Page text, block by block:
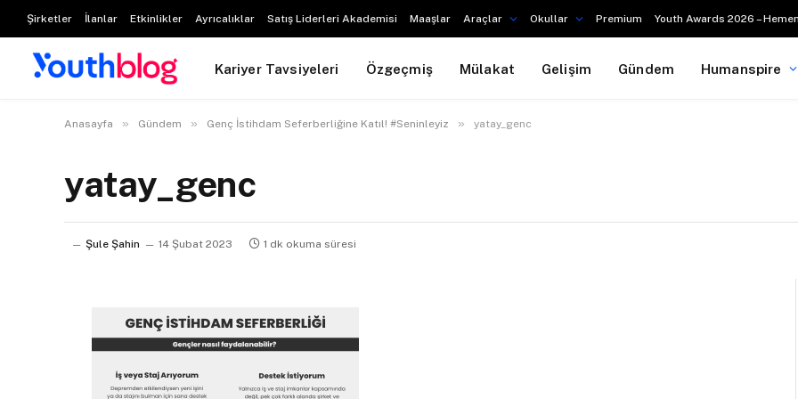
Şirketler İlanlar Etkinlikler Ayrıcalıklar Satış Liderleri Akademisi Maaşlar Araçlar Okullar Premium Youth Awards 2026 –
Kariyer Tavsiyeleri Özgeçmiş Mülakat Gelişim Gündem Humanspire
Anasayfa » Gündem » Genç İstihdam Seferberliğine Katıl! #Seninleyiz » yatay_genc
yatay_genc
Şule Şahin 14 Şubat 2023 1 dk okuma süresi